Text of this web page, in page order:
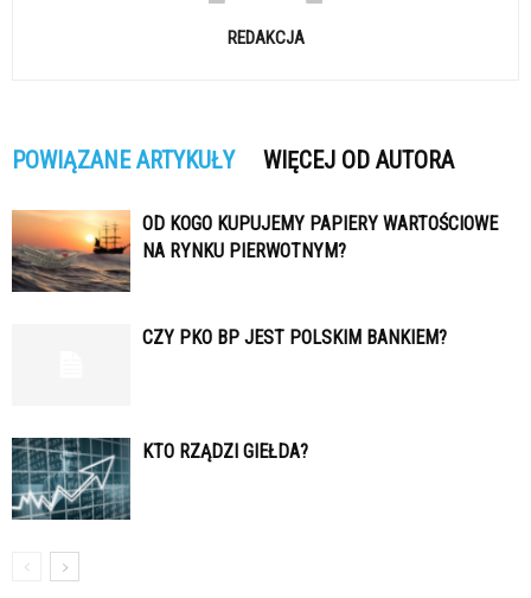
REDAKCJA
POWIĄZANE ARTYKUŁY WIĘCEJ OD AUTORA
OD KOGO KUPUJEMY PAPIERY WARTOŚCIOWE
NA RYNKU PIERWOTNYM?
CZY PKO BP JEST POLSKIM BANKIEM?
KTO RZĄDZI GIEŁDA?